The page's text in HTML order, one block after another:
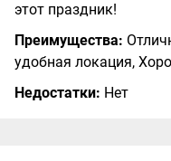
этот праздник!
Преимущества:
удобная локация,
Недостатки: Нет